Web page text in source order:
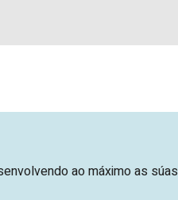
ao máximo as súas